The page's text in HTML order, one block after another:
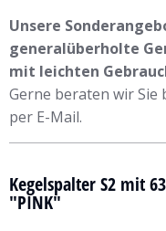
Unsere
generalüberholte
mit leichten
Gerne beraten wir Sie
per E-Mail.
Kegelspalter S2 mit
"PINK"